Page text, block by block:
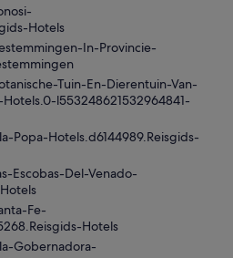
Hotels
In-Provincie-
Tuin-En-Dierentuin-Van-
l553248621532964841-
Popa-Hotels.d6144989.Reisgids-
Escobas-Del-Venado-
Fe-
Hotels
Gobernadora-